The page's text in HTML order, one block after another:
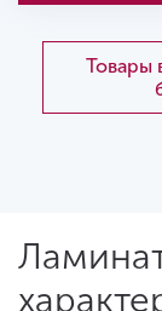
Товары